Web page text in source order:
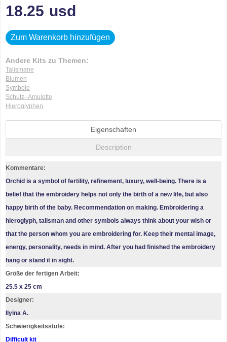
18.25 usd
Zum Warenkorb hinzufügen
Andere Kits zu Themen:
Talismane
Blumen
Symbole
Schutz–Amulette
Hieroglyphen
Eigenschaften
Description
Kommentare:
Orchid is a symbol of fertility, refinement, luxury, well-being. There is a
belief that the embroidery helps not only the birth of a new life, but also
happy birth of the baby. Recommendation on making. Embroidering a
hieroglyph, talisman and other symbols always think about your wish or
that the person whom you are embroidering for. Keep their mental image,
energy, personality, needs in mind. After you had finished the embroidery
hang or stand it in sight.
Größe der fertigen Arbeit:
25.5 x 25 cm
Designer:
Ilyina A.
Schwierigkeitsstufe:
Difficult kit